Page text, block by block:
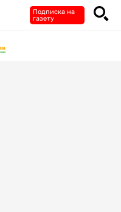
Подписка на
газету